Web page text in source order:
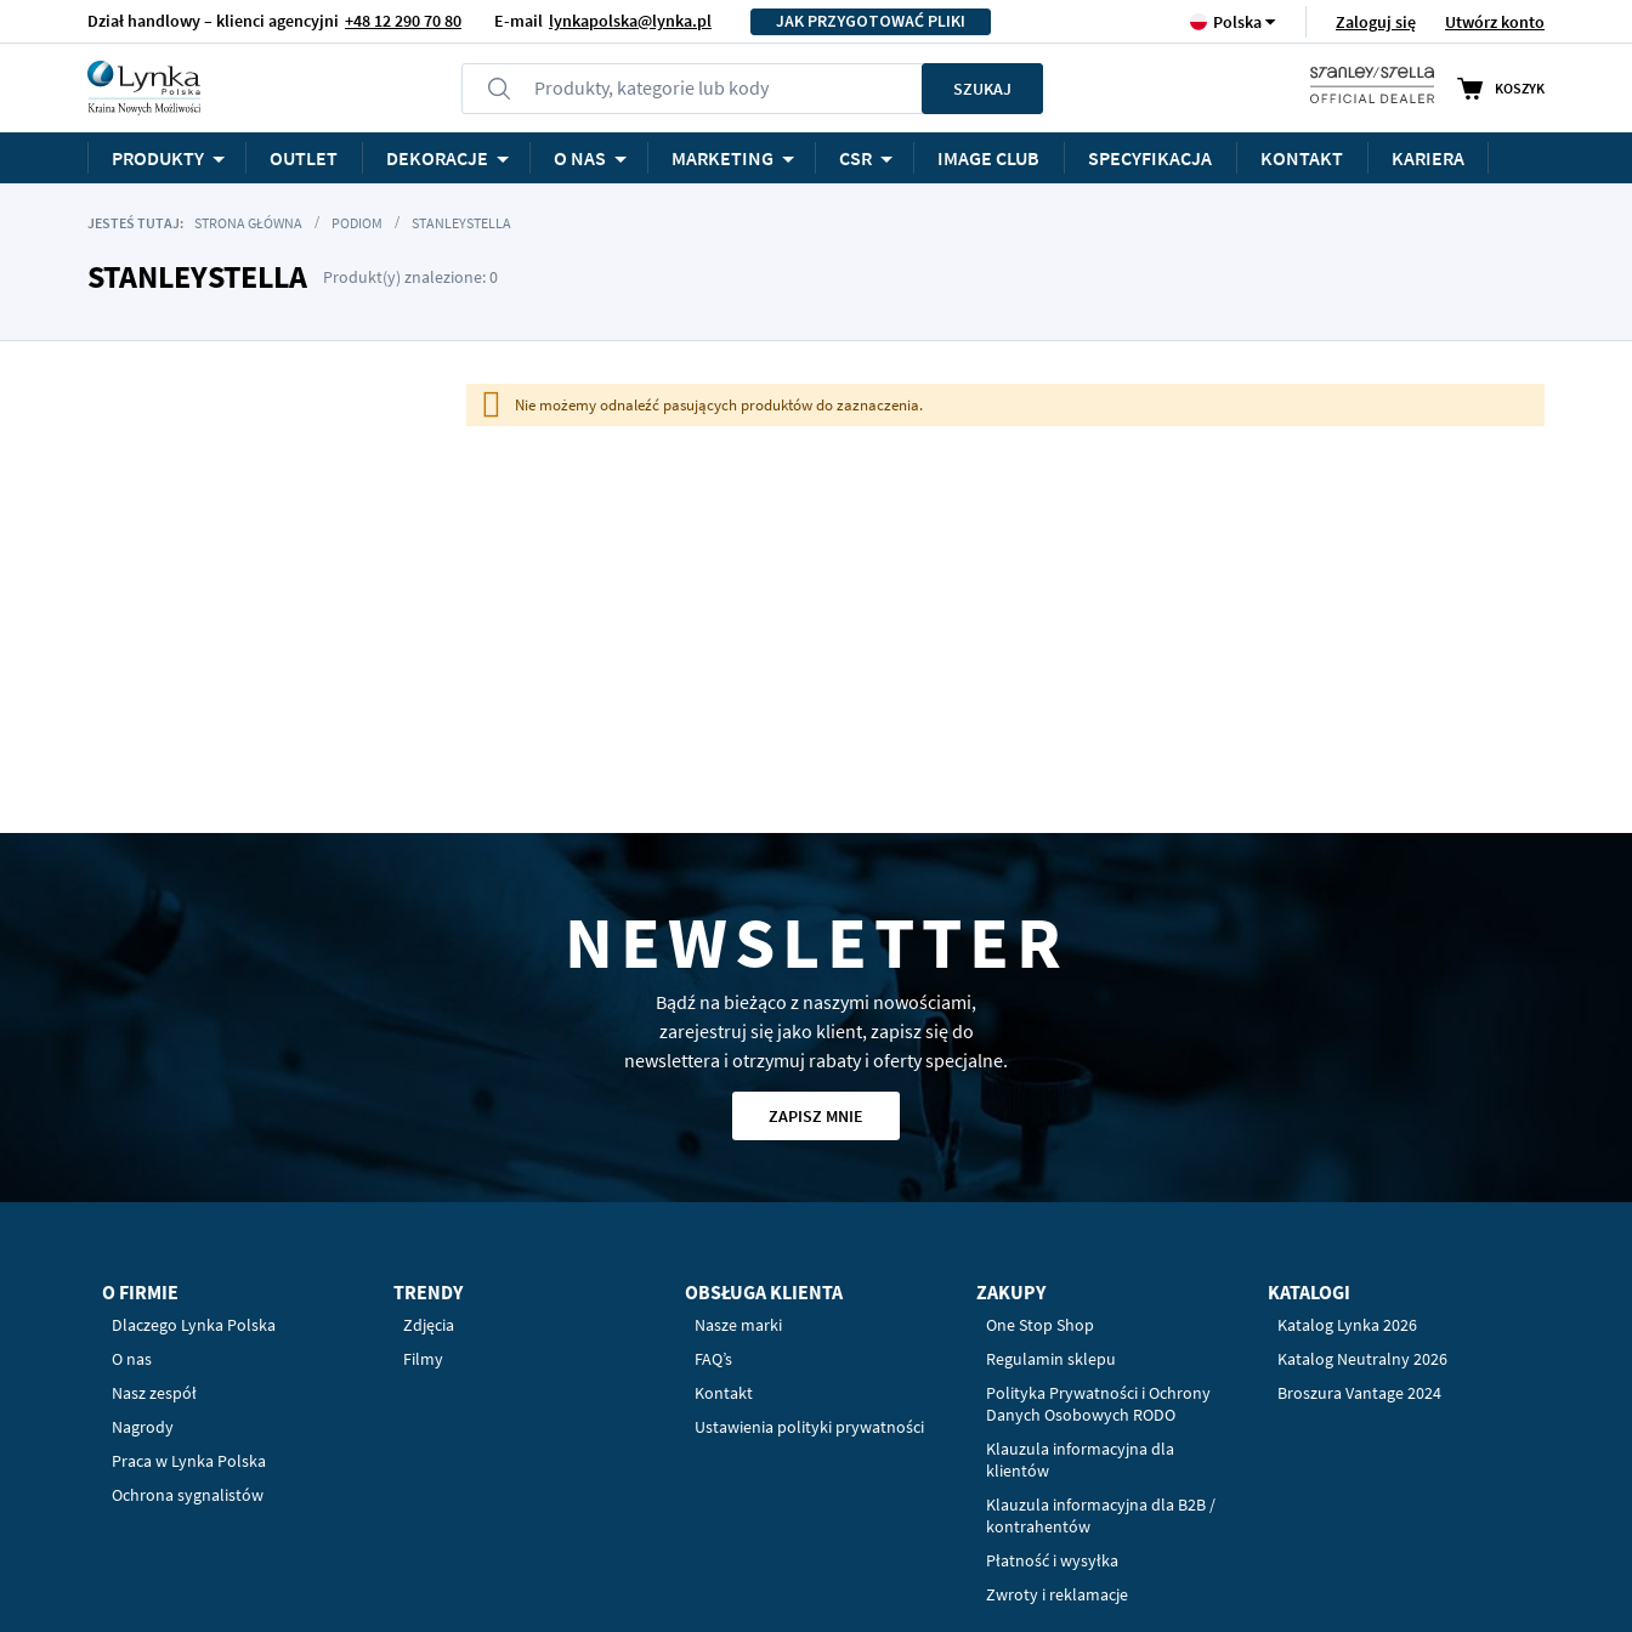
Dział handlowy – klienci agencyjni +48 12 290 70 80 E-mail lynkapolska@lynka.pl JAK PRZYGOTOWAĆ PLIKI Zaloguj się Utwórz konto
Polska
KOSZYK
Produkty, kategorie lub kody SZUKAJ
PRODUKTY OUTLET DEKORACJE O NAS MARKETING CSR IMAGE CLUB SPECYFIKACJA KONTAKT KARIERA
JESTEŚ TUTAJ: STRONA GŁÓWNA PODIOM STANLEYSTELLA
STANLEYSTELLA Produkt(y) znalezione: 0
Nie możemy odnaleźć pasujących produktów do zaznaczenia.
NEWSLETTER
Bądź na bieżąco z naszymi nowościami,
zarejestruj się jako klient, zapisz się do
newslettera i otrzymuj rabaty i oferty specjalne.
ZAPISZ MNIE
O FIRMIE
Dlaczego Lynka Polska
O nas
Nasz zespół
Nagrody
Praca w Lynka Polska
Ochrona sygnalistów
TRENDY
Zdjęcia
Filmy
OBSŁUGA KLIENTA
Nasze marki
FAQ’s
Kontakt
Ustawienia polityki prywatności
ZAKUPY
One Stop Shop
Regulamin sklepu
Polityka Prywatności i Ochrony
Danych Osobowych RODO
Klauzula informacyjna dla
klientów
Klauzula informacyjna dla B2B /
kontrahentów
Płatność i wysyłka
Zwroty i reklamacje
KATALOGI
Katalog Lynka 2026
Katalog Neutralny 2026
Broszura Vantage 2024